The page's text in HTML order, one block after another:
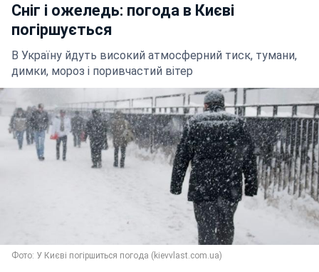
Сніг і ожеледь: погода в Києві
погіршується
В Україну йдуть високий атмосферний тиск, тумани,
димки, мороз і поривчастий вітер
Фото: У Києві погіршиться погода (kievvlast.com.ua)